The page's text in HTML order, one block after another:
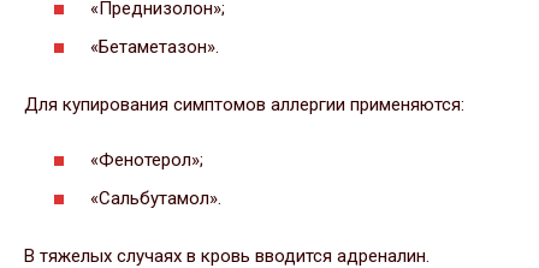
«Преднизолон»;
«Бетаметазон».
Для купирования симптомов аллергии применяются:
«Фенотерол»;
«Сальбутамол».
В тяжелых случаях в кровь вводится адреналин.